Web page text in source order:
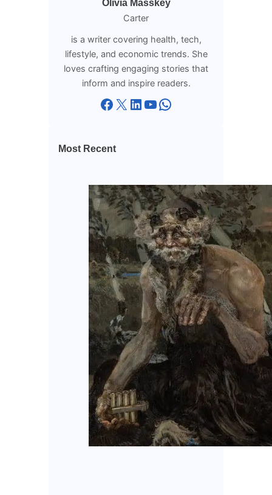
Olivia Masskey
Carter
is a writer covering health, tech,
lifestyle, and economic trends. She
loves crafting engaging stories that
inform and inspire readers.
Facebook X LinkedIn YouTube WhatsApp
Most Recent